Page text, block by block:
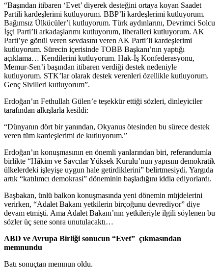
“Başından itibaren ‘Evet’ diyerek desteğini ortaya koyan Saadet
Partili kardeşlerimi kutluyorum. BBP’li kardeşlerimi kutluyorum.
Bağımsız Ülkücüler’i kutluyorum. Türk aydınlarını, Devrimci Solcu
İşçi Parti’li arkadaşlarımı kutluyorum, liberalleri kutluyorum. AK
Parti’ye gönül veren sevdasını veren AK Parti’li kardeşlerimi
kutluyorum. Sürecin içerisinde TOBB Başkanı’nın yaptığı
açıklama… Kendilerini kutluyorum. Hak-İş Konfederasyonu,
Memur-Sen’i başından itibaren verdiği destek nedeniyle
kutluyorum. STK’lar olarak destek verenleri özellikle kutluyorum.
Genç Sivilleri kutluyorum”.
Erdoğan’ın Fethullah Gülen’e teşekkür ettiği sözleri, dinleyiciler
tarafından alkışlarla kesildi:
“Dünyanın dört bir yanından, Okyanus ötesinden bu sürece destek
veren tüm kardeşlerimi de kutluyorum.”
Erdoğan’ın konuşmasının en önemli yanlarından biri, referandumla
birlikte “Hâkim ve Savcılar Yüksek Kurulu’nun yapısını demokratik
ülkelerdeki işleyişe uygun hale getirdiklerini” belirtmesiydi. Yargıda
artık “katılımcı demokrasi” döneminin başladığını iddia ediyorlardı.
Başbakan, ünlü balkon konuşmasında yeni dönemin müjdelerini
verirken, “Adalet Bakanı yetkilerin birçoğunu devrediyor” diye
devam etmişti. Ama Adalet Bakanı’nın yetkileriyle ilgili söylenen bu
sözler üç sene sonra unutulacaktı…
ABD ve Avrupa Birliği sonucun “Evet” çıkmasından
memnundu
Batı sonuçtan memnun oldu.